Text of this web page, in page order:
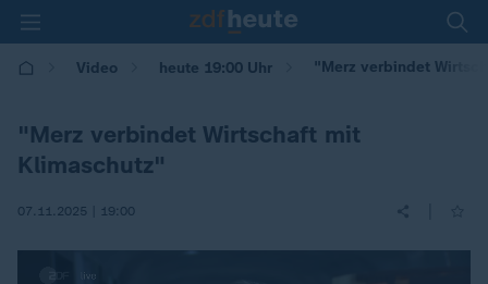
Video heute 19:00 Uhr "Merz verbindet
"Merz verbindet Wirtschaft mit
Klimaschutz"
07.11.2025 | 19:00